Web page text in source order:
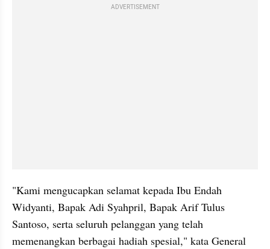
ADVERTISEMENT
"Kami mengucapkan selamat kepada Ibu Endah
Widyanti, Bapak Adi Syahpril, Bapak Arif Tulus
Santoso, serta seluruh pelanggan yang telah
memenangkan berbagai hadiah spesial," kata General